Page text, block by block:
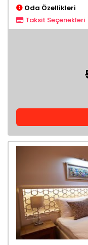
Oda Özellikleri
Taksit Seçenekleri